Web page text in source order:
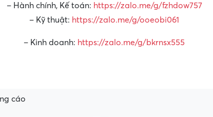
– Hành chính, Kế toán: https://zalo.me/g/fzhdow757
– Kỹ thuật: https://zalo.me/g/ooeobi061
– Kinh doanh: https://zalo.me/g/bkrnsx555
cáo